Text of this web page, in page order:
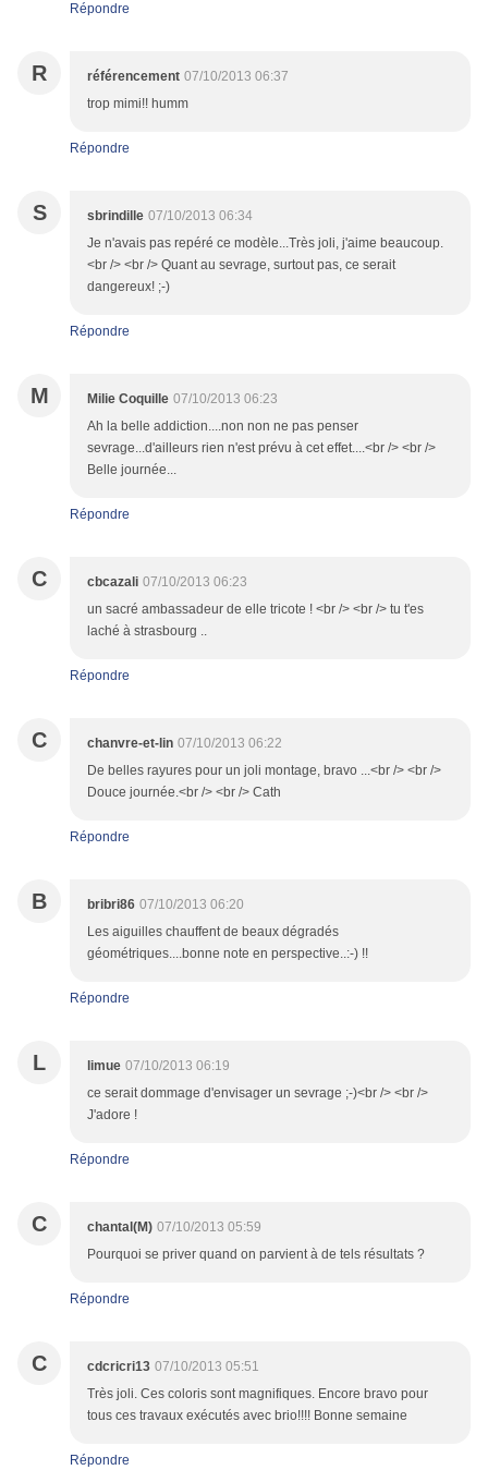
Répondre
R référencement 07/10/2013 06:37
trop mimi!! humm
Répondre
S sbrindille 07/10/2013 06:34
Je n'avais pas repéré ce modèle...Très joli, j'aime beaucoup.
<br /> <br /> Quant au sevrage, surtout pas, ce serait
dangereux! ;-)
Répondre
M Milie Coquille 07/10/2013 06:23
Ah la belle addiction....non non ne pas penser
sevrage...d'ailleurs rien n'est prévu à cet effet....<br /> <br />
Belle journée...
Répondre
C cbcazali 07/10/2013 06:23
un sacré ambassadeur de elle tricote ! <br /> <br /> tu t'es
laché à strasbourg ..
Répondre
C chanvre-et-lin 07/10/2013 06:22
De belles rayures pour un joli montage, bravo ...<br /> <br />
Douce journée.<br /> <br /> Cath
Répondre
B bribri86 07/10/2013 06:20
Les aiguilles chauffent de beaux dégradés
géométriques....bonne note en perspective..:-) !!
Répondre
L limue 07/10/2013 06:19
ce serait dommage d'envisager un sevrage ;-)<br /> <br />
J'adore !
Répondre
C chantal(M) 07/10/2013 05:59
Pourquoi se priver quand on parvient à de tels résultats ?
Répondre
C cdcricri13 07/10/2013 05:51
Très joli. Ces coloris sont magnifiques. Encore bravo pour
tous ces travaux exécutés avec brio!!!! Bonne semaine
Répondre